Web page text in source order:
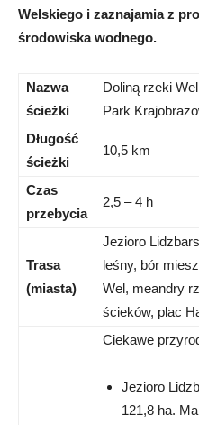
Welskiego i zaznajamia z
środowiska wodnego.
Nazwa
ścieżki
Doliną rzeki
Park
Długość
ścieżki
10,5 km
Czas
przebycia
2,5 – 4 h
Trasa
(miasta)
Jezioro
leśny, bór
Wel, meandry
ścieków, plac
Ciekawe
Jezioro
121,8 ha.